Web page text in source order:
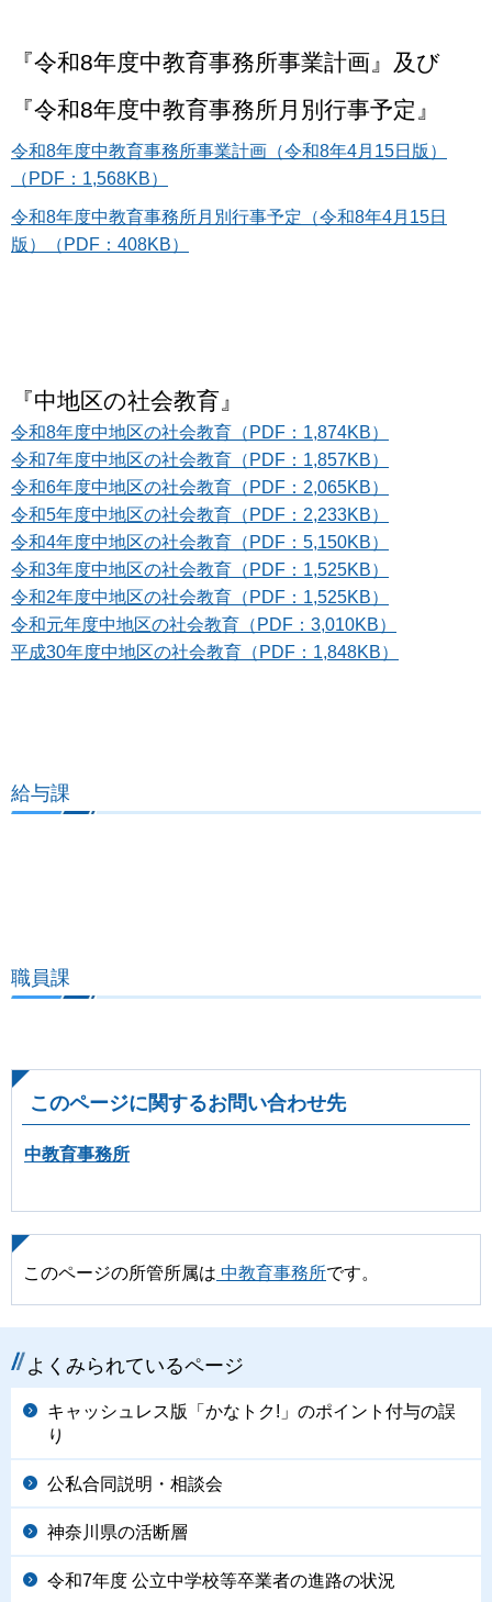
『令和8年度中教育事務所事業計画』及び
『令和8年度中教育事務所月別行事予定』
令和8年度中教育事務所事業計画（令和8年4月15日版）
（PDF：1,568KB）
令和8年度中教育事務所月別行事予定（令和8年4月15日
版）（PDF：408KB）
『中地区の社会教育』
令和8年度中地区の社会教育（PDF：1,874KB）
令和7年度中地区の社会教育（PDF：1,857KB）
令和6年度中地区の社会教育（PDF：2,065KB）
令和5年度中地区の社会教育（PDF：2,233KB）
令和4年度中地区の社会教育（PDF：5,150KB）
令和3年度中地区の社会教育（PDF：1,525KB）
令和2年度中地区の社会教育（PDF：1,525KB）
令和元年度中地区の社会教育（PDF：3,010KB）
平成30年度中地区の社会教育（PDF：1,848KB）
給与課
職員課
このページに関するお問い合わせ先
中教育事務所
このページの所管所属は 中教育事務所です。
よくみられているページ
キャッシュレス版「かなトク!」のポイント付与の誤
り
公私合同説明・相談会
神奈川県の活断層
令和7年度 公立中学校等卒業者の進路の状況